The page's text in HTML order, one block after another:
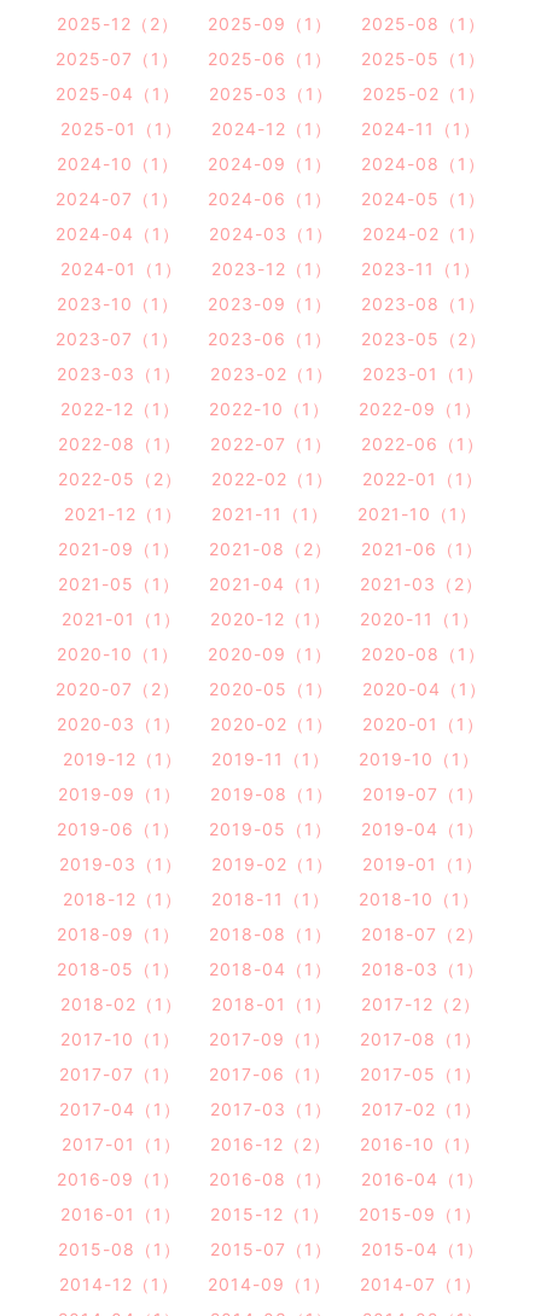
2025-12（2）
2025-09（1）
2025-08（1）
2025-07（1）
2025-06（1）
2025-05（1）
2025-04（1）
2025-03（1）
2025-02（1）
2025-01（1）
2024-12（1）
2024-11（1）
2024-10（1）
2024-09（1）
2024-08（1）
2024-07（1）
2024-06（1）
2024-05（1）
2024-04（1）
2024-03（1）
2024-02（1）
2024-01（1）
2023-12（1）
2023-11（1）
2023-10（1）
2023-09（1）
2023-08（1）
2023-07（1）
2023-06（1）
2023-05（2）
2023-03（1）
2023-02（1）
2023-01（1）
2022-12（1）
2022-10（1）
2022-09（1）
2022-08（1）
2022-07（1）
2022-06（1）
2022-05（2）
2022-02（1）
2022-01（1）
2021-12（1）
2021-11（1）
2021-10（1）
2021-09（1）
2021-08（2）
2021-06（1）
2021-05（1）
2021-04（1）
2021-03（2）
2021-01（1）
2020-12（1）
2020-11（1）
2020-10（1）
2020-09（1）
2020-08（1）
2020-07（2）
2020-05（1）
2020-04（1）
2020-03（1）
2020-02（1）
2020-01（1）
2019-12（1）
2019-11（1）
2019-10（1）
2019-09（1）
2019-08（1）
2019-07（1）
2019-06（1）
2019-05（1）
2019-04（1）
2019-03（1）
2019-02（1）
2019-01（1）
2018-12（1）
2018-11（1）
2018-10（1）
2018-09（1）
2018-08（1）
2018-07（2）
2018-05（1）
2018-04（1）
2018-03（1）
2018-02（1）
2018-01（1）
2017-12（2）
2017-10（1）
2017-09（1）
2017-08（1）
2017-07（1）
2017-06（1）
2017-05（1）
2017-04（1）
2017-03（1）
2017-02（1）
2017-01（1）
2016-12（2）
2016-10（1）
2016-09（1）
2016-08（1）
2016-04（1）
2016-01（1）
2015-12（1）
2015-09（1）
2015-08（1）
2015-07（1）
2015-04（1）
2014-12（1）
2014-09（1）
2014-07（1）